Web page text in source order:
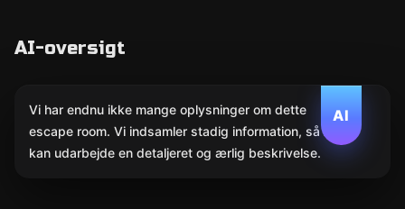
AI-oversigt
AI
Vi har endnu ikke mange oplysninger om dette
escape room. Vi indsamler stadig information, så AI
kan udarbejde en detaljeret og ærlig beskrivelse.